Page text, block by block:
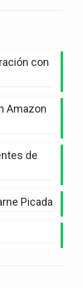
con
Amazon
de
Picada